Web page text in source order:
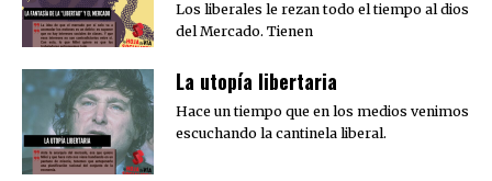
Los liberales le rezan todo el tiempo al dios
del Mercado. Tienen
La utopía libertaria
Hace un tiempo que en los medios venimos
escuchando la cantinela liberal.